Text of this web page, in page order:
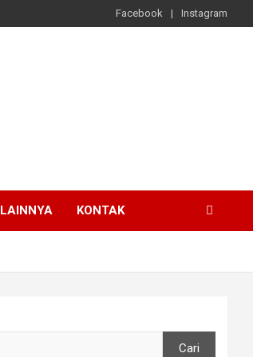
Facebook Instagram
LAINNYA KONTAK
Cari